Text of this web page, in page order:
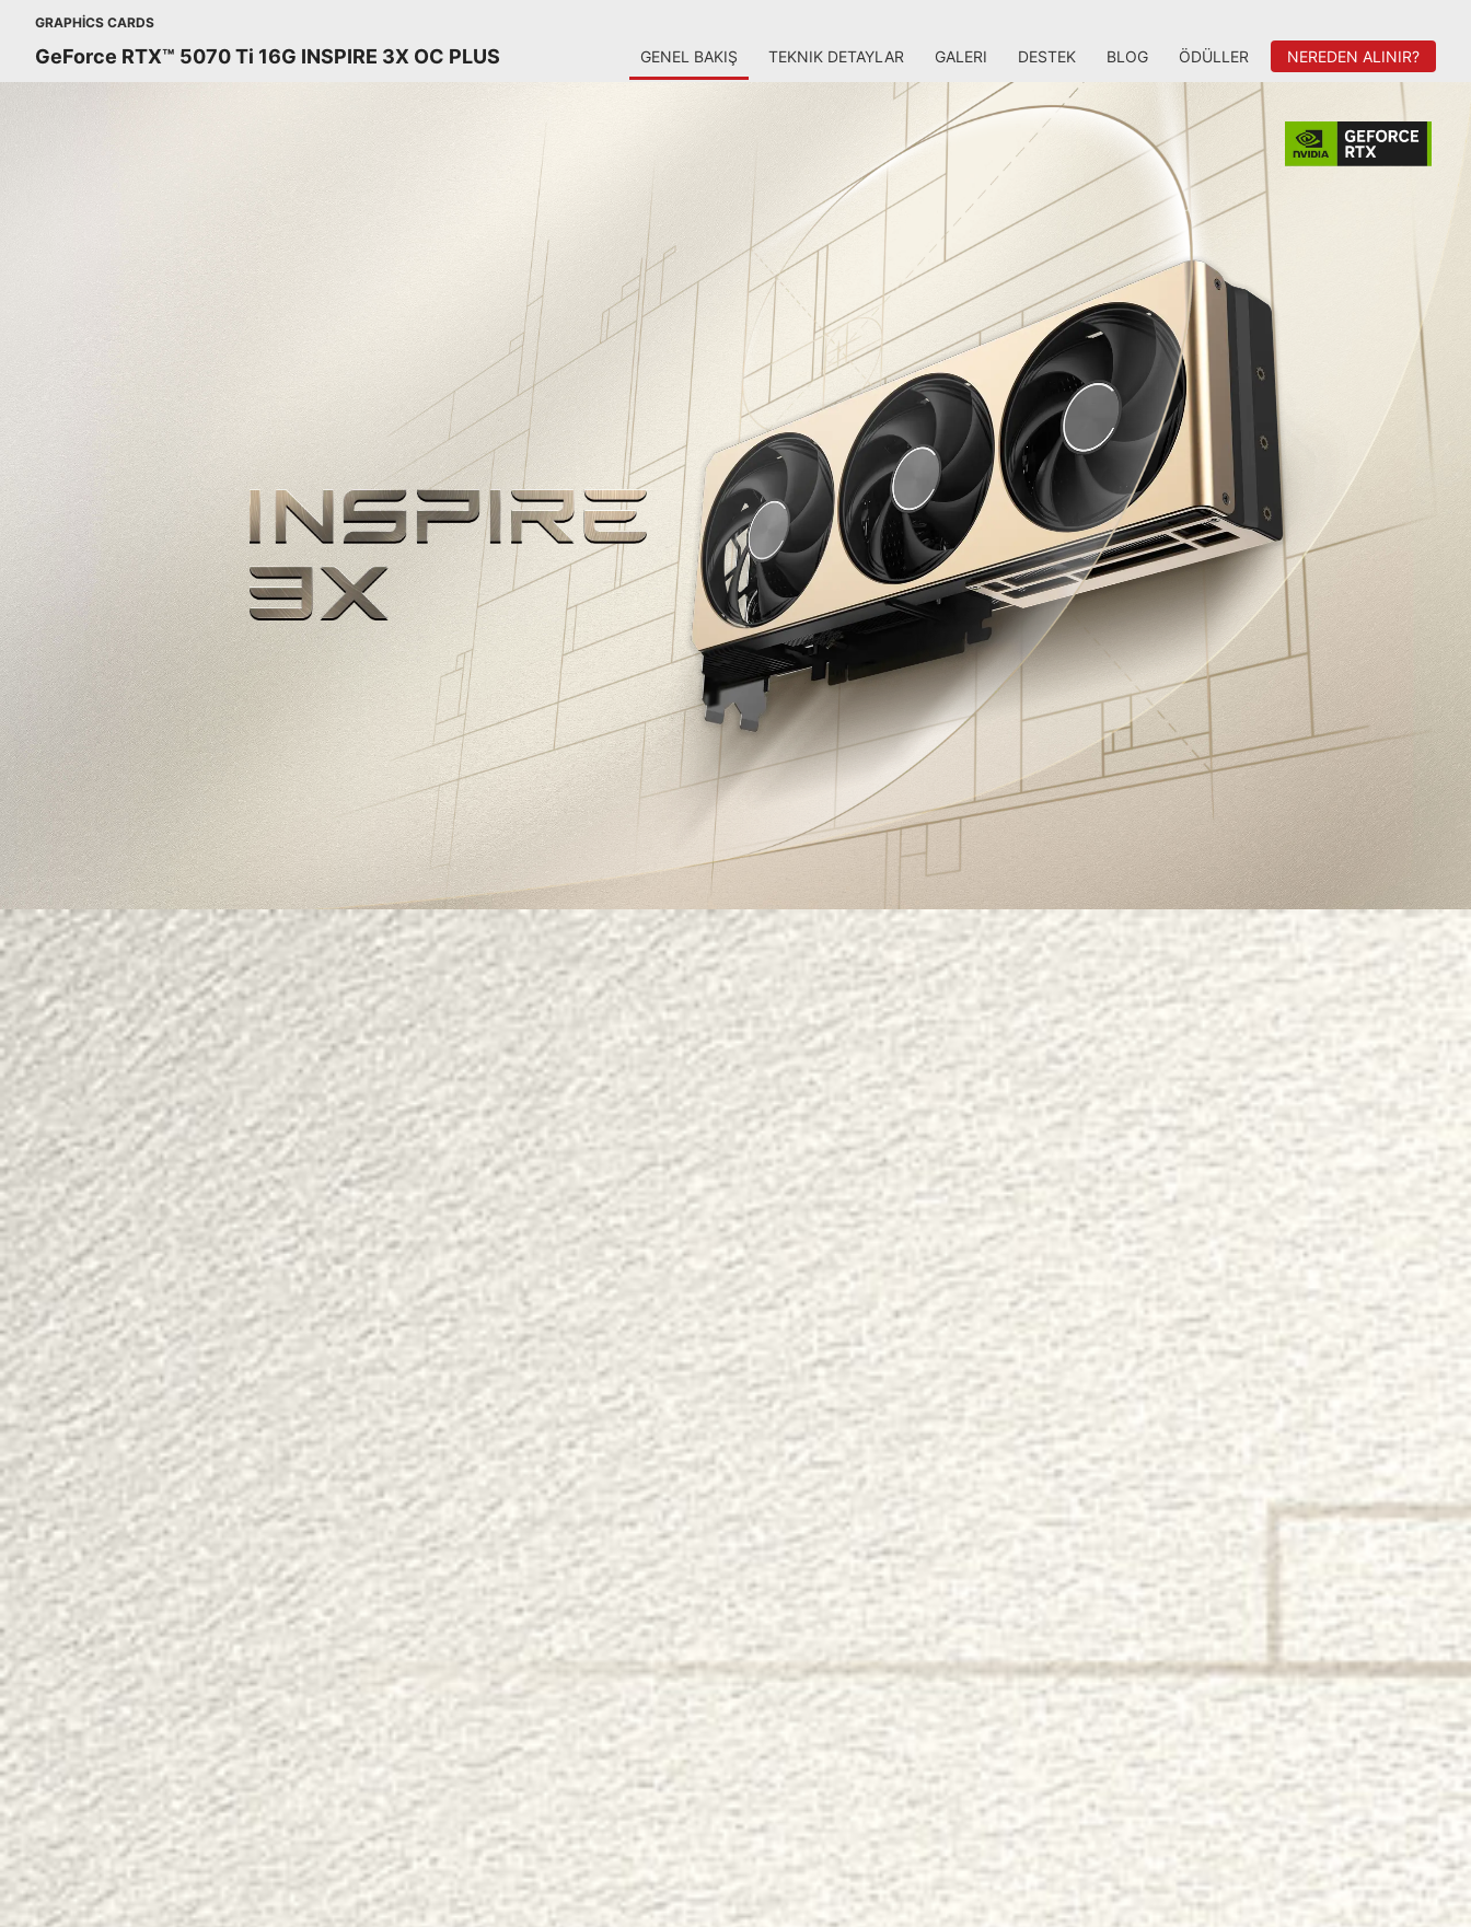
GRAPHICS CARDS
GeForce RTX™ 5070 Ti 16G INSPIRE 3X OC PLUS GENEL BAKIŞ TEKNIK DETAYLAR GALERI DESTEK BLOG ÖDÜLLER NEREDEN ALINIR?